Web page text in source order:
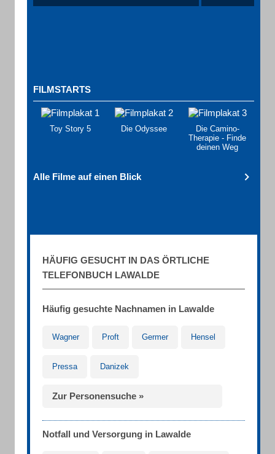
FILMSTARTS
Toy Story 5 Die Odyssee
Die Camino-
Therapie - Finde
deinen Weg
Alle Filme auf einen Blick
HÄUFIG GESUCHT IN DAS ÖRTLICHE
TELEFONBUCH LAWALDE
Häufig gesuchte Nachnamen in Lawalde
Wagner Proft Germer Hensel
Pressa Danizek
Zur Personensuche »
Notfall und Versorgung in Lawalde